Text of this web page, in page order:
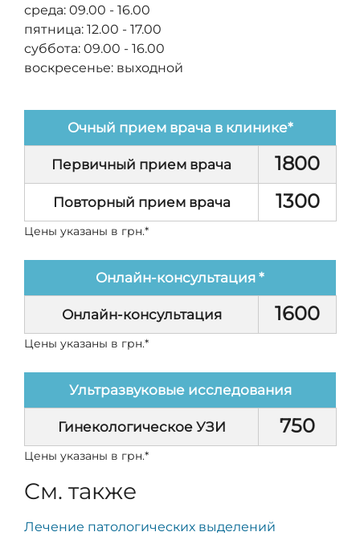
среда: 09.00 - 16.00
пятница: 12.00 - 17.00
суббота: 09.00 - 16.00
воскресенье: выходной
Очный прием врача в клинике*
Первичный прием врача 1800
Повторный прием врача 1300
Цены указаны в грн.*
Онлайн-консультация *
Онлайн-консультация 1600
Цены указаны в грн.*
Ультразвуковые исследования
Гинекологическое УЗИ 750
Цены указаны в грн.*
Cм. также
Лечение патологических выделений